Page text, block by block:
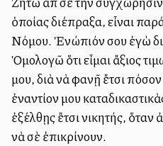
ὁποίας διέπραξα, εἶναι
Νόμου. Ἐνώπιόν σου ἐγὼ
Ὁμολογῶ ὅτι εἶμαι ἄξιος
μου, διὰ νὰ φανῇ ἔτσι πόσον
ἐναντίον μου
ἐξέλθῃς ἔτσι νικητής, ὅταν
νὰ σὲ ἐπικρίνουν.